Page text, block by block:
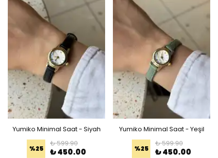
Yumiko Minimal Saat - Siyah
%25
₺ 599.90
₺ 450.00
Yumiko Minimal Saat - Yeşil
%25
₺ 599.90
₺ 450.00